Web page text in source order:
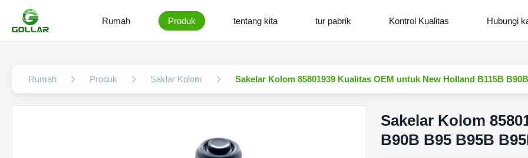
Rumah Produk tentang kita tur pabrik Kontrol Kualitas Hubungi
Rumah Produk Saklar Kolom Sakelar Kolom 85801939 Kualitas OEM untuk New Holland B115B
Sakelar Kolom
B90B B95 B95B